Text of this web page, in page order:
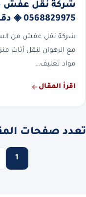
شركة نقل عفش
0568829975 ◈ دقة الفك والتركيب
شركة نقل عفش من
مع الرهوان لنقل أثاث
مواد تغليف…
اقرأ المقال
تعدد صفحات
1